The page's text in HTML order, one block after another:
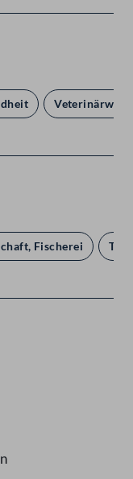
Fischerei